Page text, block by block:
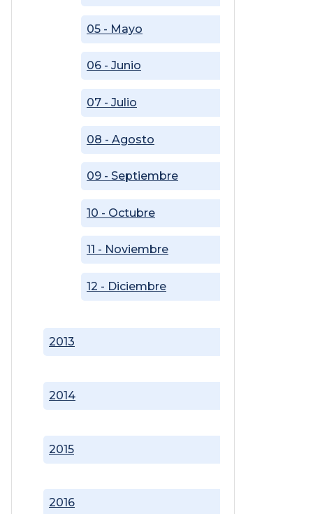
05 - Mayo
06 - Junio
07 - Julio
08 - Agosto
09 - Septiembre
10 - Octubre
11 - Noviembre
12 - Diciembre
2013
2014
2015
2016